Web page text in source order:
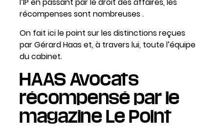
l’IP en passant par le droit des affaires, les
récompenses sont nombreuses .
On fait ici le point sur les distinctions reçues
par Gérard Haas et, à travers lui, toute l’équipe
du cabinet.
HAAS Avocats
récompensé par le
magazine Le Point